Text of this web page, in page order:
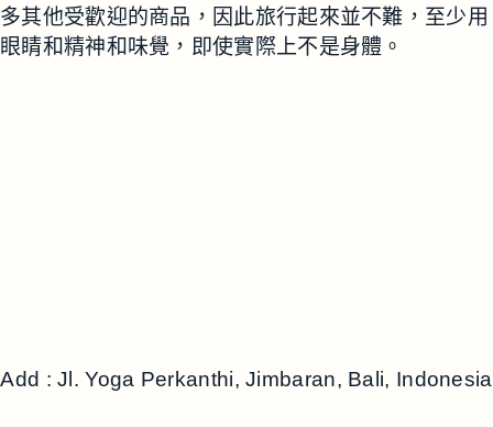
多其他受歡迎的商品，因此旅行起來並不難，至少用
眼睛和精神和味覺，即使實際上不是身體。
Add : Jl. Yoga Perkanthi, Jimbaran, Bali, Indonesia